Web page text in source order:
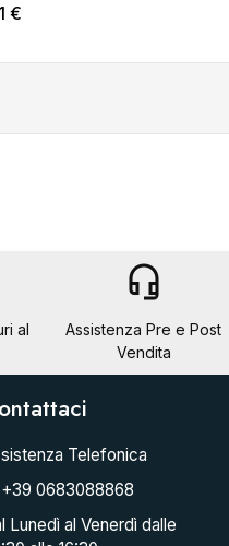
€
al
headset_mic
Assistenza Pre e Post
Vendita
Telefonica
0683088868
Lunedì al Venerdì dalle